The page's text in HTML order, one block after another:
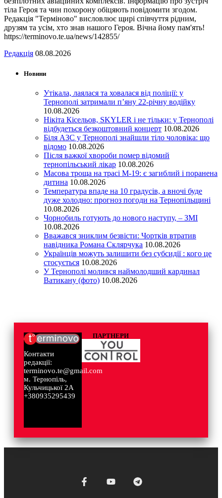
тіла Героя та чин похорону обіцяють повідомити згодом.
Редакція "Терміново" висловлює щирі співчуття рідним,
друзям та усім, хто знав нашого Героя. Вічна йому пам'ять!
https://terminovo.te.ua/news/142855/
Редакція 08.08.2026
Новини
Утікала, лаялася та ховалася від поліції: у
Тернополі затримали п’яну 22-річну водійку
10.08.2026
Нікіта Кісельов, SKYLER і не тільки: у Тернополі
відбудеться безкоштовний концерт 10.08.2026
Біля АЗС у Тернополі знайшли тіло чоловіка: що
відомо 10.08.2026
Після важкої хвороби помер відомий
тернопільський лікар 10.08.2026
Масова троща на трасі М-19: є загиблий і поранена
дитина 10.08.2026
Температура впаде на 10 градусів, а вночі буде
дуже холодно: прогноз погоди на Тернопільщині
10.08.2026
Чорнобиль готують до нового наступу, – ЗМІ
10.08.2026
Вважався зниклим безвісти: Чортків втратив
навідника Романа Склярчука 10.08.2026
Українців можуть залишити без субсидії : кого це
стосується 10.08.2026
У Тернополі молився наймолодший кардинал
Ватикану (фото) 10.08.2026
Контакти
редакції:
terminovo.te@gmail.com
м. Тернопіль,
Кульчицької 2А
+380935295439
ПАРТНЕРИ